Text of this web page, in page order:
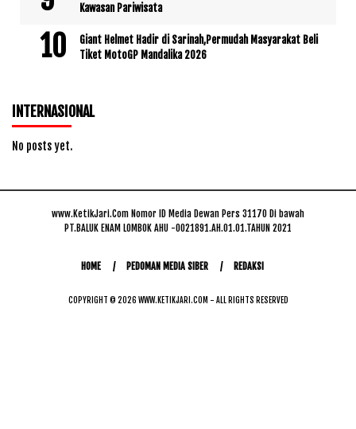
Kawasan Pariwisata
Giant Helmet Hadir di Sarinah,Permudah Masyarakat Beli
Tiket MotoGP Mandalika 2026
INTERNASIONAL
No posts yet.
www.KetikJari.Com Nomor ID Media Dewan Pers 31170 Di bawah
PT.BALUK ENAM LOMBOK AHU -0021891.AH.01.01.TAHUN 2021
HOME PEDOMAN MEDIA SIBER REDAKSI
COPYRIGHT © 2026 WWW.KETIKJARI.COM - ALL RIGHTS RESERVED